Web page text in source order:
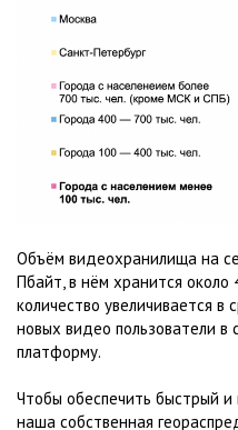
Объём видеохранилища на
Пбайт, в нём хранится
количество увеличивается
новых видео пользователи
платформу.
Чтобы обеспечить быстрый
наша собственная